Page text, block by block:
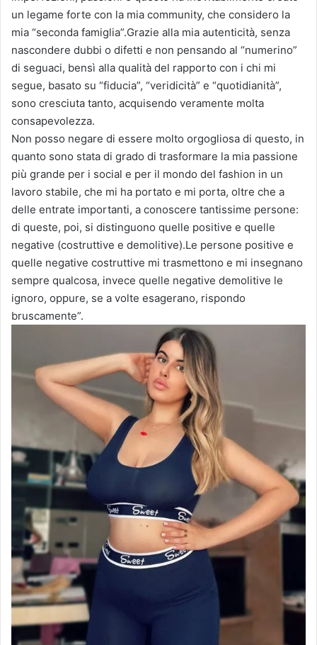
un legame forte con la mia community, che considero la
mia “seconda famiglia”.Grazie alla mia autenticità, senza
nascondere dubbi o difetti e non pensando al “numerino”
di seguaci, bensì alla qualità del rapporto con i chi mi
segue, basato su “fiducia”, “veridicità” e “quotidianità”,
sono cresciuta tanto, acquisendo veramente molta
consapevolezza.
Non posso negare di essere molto orgogliosa di questo, in
quanto sono stata di grado di trasformare la mia passione
più grande per i social e per il mondo del fashion in un
lavoro stabile, che mi ha portato e mi porta, oltre che a
delle entrate importanti, a conoscere tantissime persone:
di queste, poi, si distinguono quelle positive e quelle
negative (costruttive e demolitive).Le persone positive e
quelle negative costruttive mi trasmettono e mi insegnano
sempre qualcosa, invece quelle negative demolitive le
ignoro, oppure, se a volte esagerano, rispondo
bruscamente”.